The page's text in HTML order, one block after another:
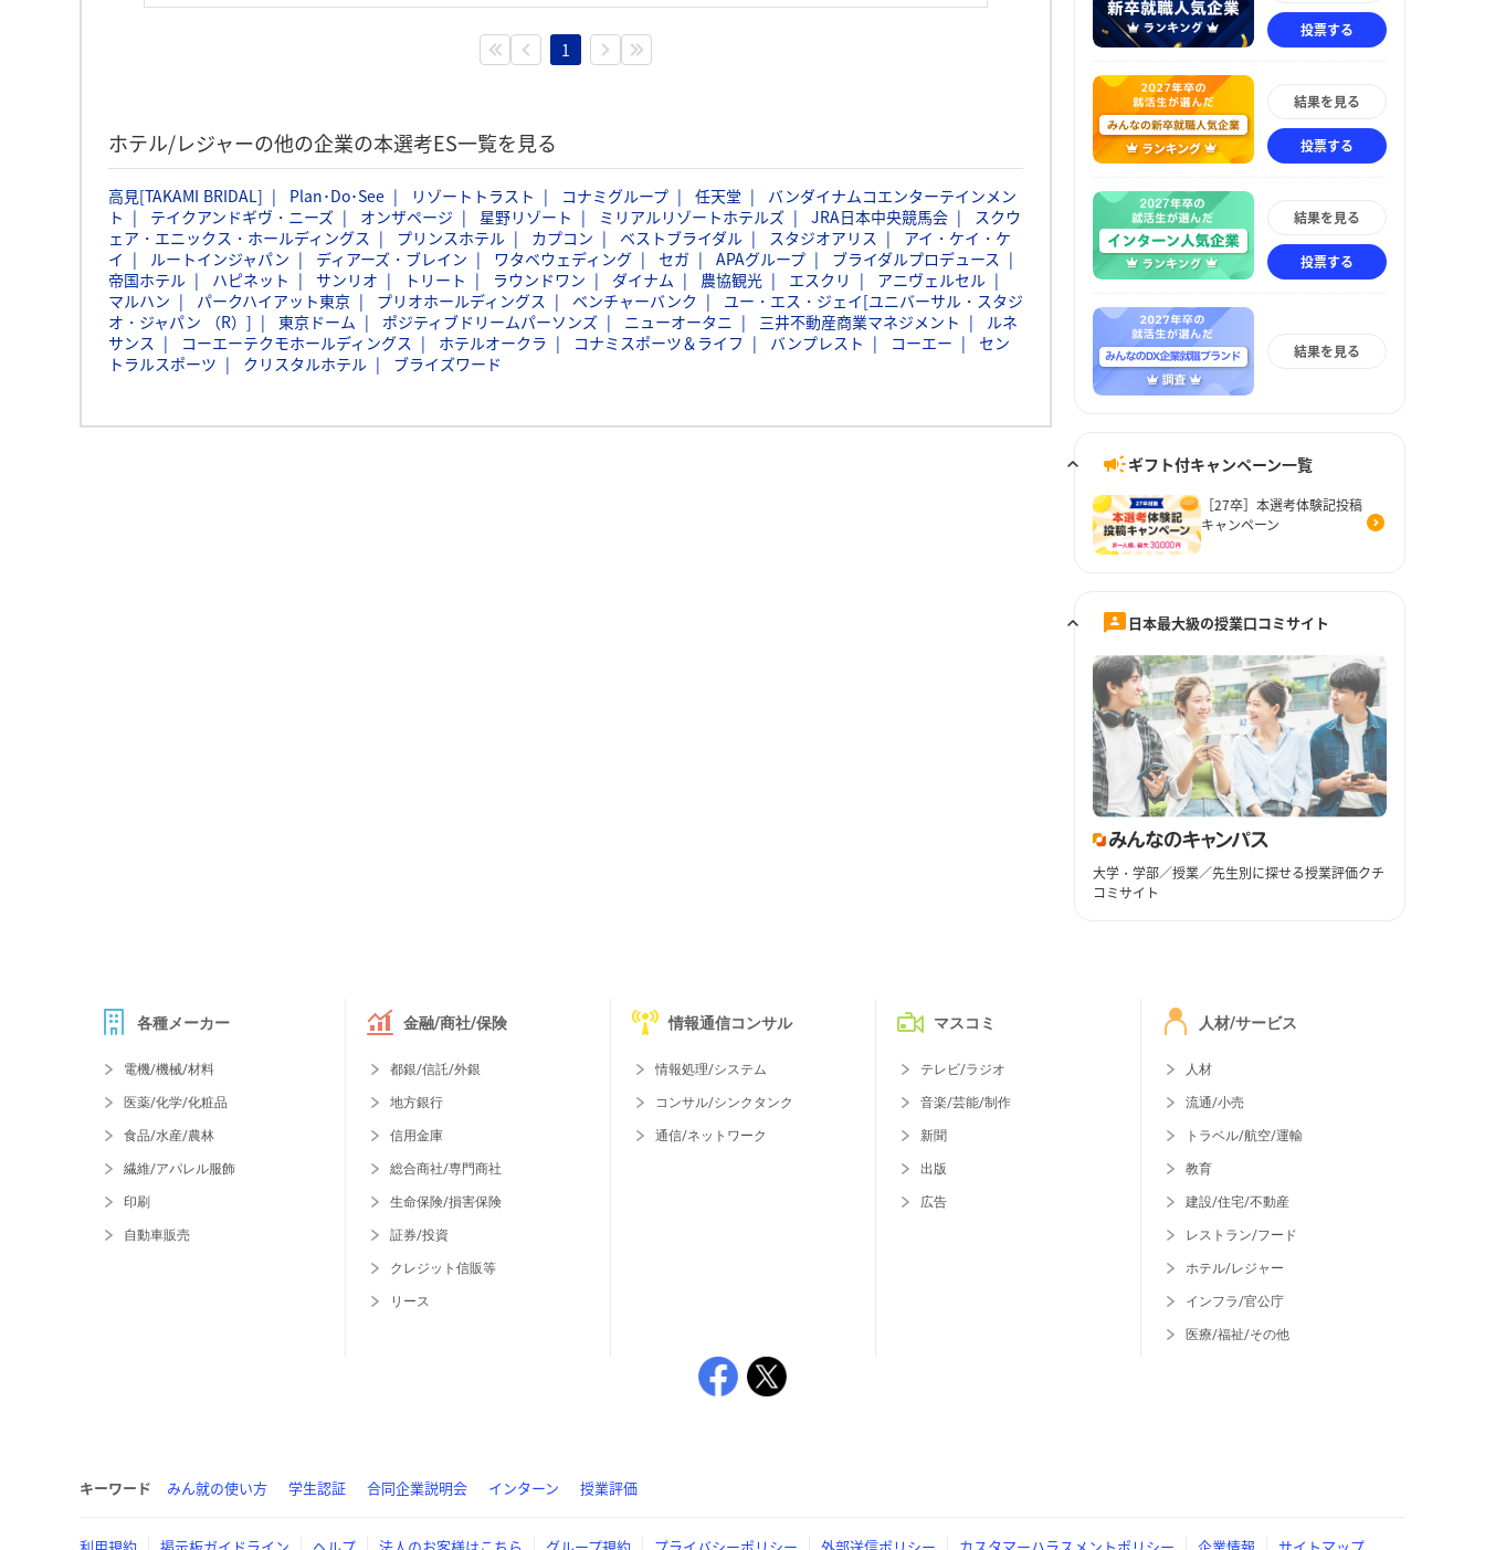
1
ホテル/レジャーの他の企業の本選考ES一覧を見る
高見[TAKAMI BRIDAL] Plan･Do･See リゾートトラスト コナミグループ 任天堂
バンダイナムコエンターテインメン
ト
テイクアンドギヴ・ニーズ オンザページ 星野リゾート ミリアルリゾートホテルズ JRA日本中央競馬会
スクウ
ェア・エニックス・ホールディングス
プリンスホテル カプコン ベストブライダル スタジオアリス
アイ・ケイ・ケ
イ
ルートインジャパン ディアーズ・ブレイン ワタベウェディング セガ APAグループ
ブライダルプロデュース
帝国ホテル
ハピネット サンリオ トリート ラウンドワン ダイナム 農協観光 エスクリ
アニヴェルセル
マルハン
パークハイアット東京 プリオホールディングス ベンチャーバンク
ユー・エス・ジェイ[ユニバーサル・スタジ
オ・ジャパン （R）]
東京ドーム ポジティブドリームパーソンズ ニューオータニ 三井不動産商業マネジメント
ルネ
サンス
コーエーテクモホールディングス ホテルオークラ コナミスポーツ＆ライフ バンプレスト コーエー
セン
トラルスポーツ
クリスタルホテル ブライズワード
投票する
結果を見る
投票する
結果を見る
投票する
結果を見る
ギフト付キャンペーン一覧
［27卒］本選考体験記投稿
キャンペーン
日本最大級の授業口コミサイト
大学・学部／授業／先生別に探せる授業評価クチ
コミサイト
各種メーカー
電機/機械/材料
医薬/化学/化粧品
食品/水産/農林
繊維/アパレル服飾
印刷
自動車販売
金融/商社/保険
都銀/信託/外銀
地方銀行
信用金庫
総合商社/専門商社
生命保険/損害保険
証券/投資
クレジット信販等
リース
情報通信コンサル
情報処理/システム
コンサル/シンクタンク
通信/ネットワーク
マスコミ
テレビ/ラジオ
音楽/芸能/制作
新聞
出版
広告
人材/サービス
人材
流通/小売
トラベル/航空/運輸
教育
建設/住宅/不動産
レストラン/フード
ホテル/レジャー
インフラ/官公庁
医療/福祉/その他
キーワード みん就の使い方 学生認証 合同企業説明会 インターン 授業評価